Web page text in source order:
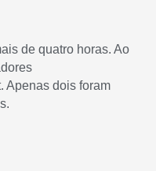
de quatro horas. Ao
Apenas dois foram